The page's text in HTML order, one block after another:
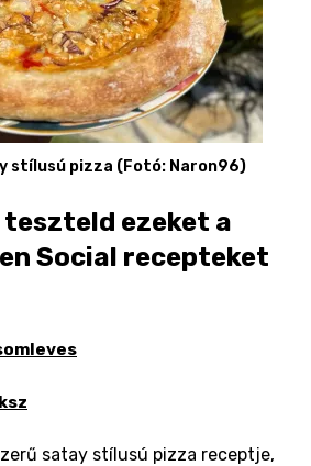
stílusú pizza (Fotó: Naron96)
ezeket a
Social recepteket
satay stílusú pizza receptje,